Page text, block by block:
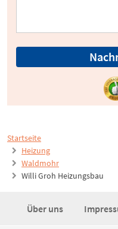
Startseite
Heizung
Waldmohr
Willi Groh Heizungsbau
Über uns